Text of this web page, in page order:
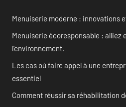
Menuiserie moderne : innovations
Menuiserie écoresponsable : alliez
l’environnement.
Les cas où faire appel à une
essentiel
Comment réussir sa réhabilitation